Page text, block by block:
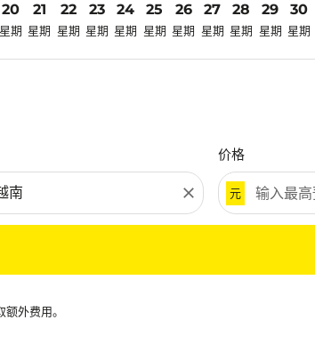
20
星期
21
星期
22
星期
23
星期
24
星期
25
星期
26
星期
27
星期
28
星期
29
星期
30
星期
close
价格
元
外费用。